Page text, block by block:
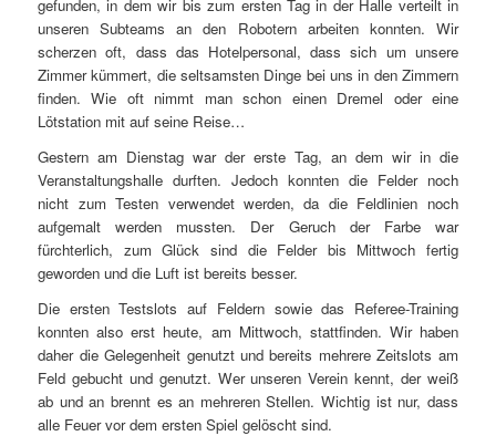
gefunden, in dem wir bis zum ersten Tag in der Halle verteilt in
unseren Subteams an den Robotern arbeiten konnten. Wir
scherzen oft, dass das Hotelpersonal, dass sich um unsere
Zimmer kümmert, die seltsamsten Dinge bei uns in den Zimmern
finden. Wie oft nimmt man schon einen Dremel oder eine
Lötstation mit auf seine Reise…
Gestern am Dienstag war der erste Tag, an dem wir in die
Veranstaltungshalle durften. Jedoch konnten die Felder noch
nicht zum Testen verwendet werden, da die Feldlinien noch
aufgemalt werden mussten. Der Geruch der Farbe war
fürchterlich, zum Glück sind die Felder bis Mittwoch fertig
geworden und die Luft ist bereits besser.
Die ersten Testslots auf Feldern sowie das Referee-Training
konnten also erst heute, am Mittwoch, stattfinden. Wir haben
daher die Gelegenheit genutzt und bereits mehrere Zeitslots am
Feld gebucht und genutzt. Wer unseren Verein kennt, der weiß
ab und an brennt es an mehreren Stellen. Wichtig ist nur, dass
alle Feuer vor dem ersten Spiel gelöscht sind.